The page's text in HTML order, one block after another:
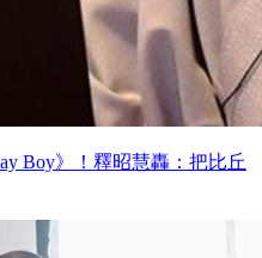
Boy》！釋昭慧轟：把比丘